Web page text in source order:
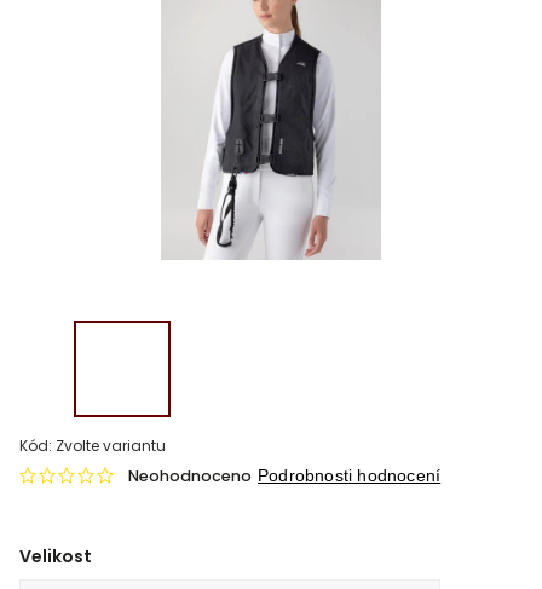
Kód: Zvolte variantu
Neohodnoceno Podrobnosti hodnocení
Velikost